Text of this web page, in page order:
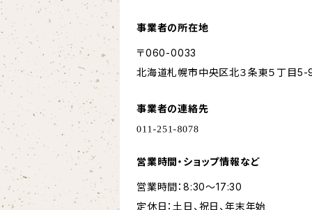
事業者の所在地
〒060-0033
北海道札幌市中央区北３条東５丁目5-
事業者の連絡先
営業時間・ショップ情報など
営業時間：8:30～17:30
定休日：土日、祝日、年末年始